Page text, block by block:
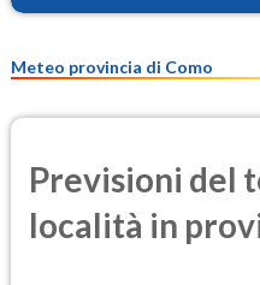
PM25
Meteo provincia di Como
Previsioni del
località in